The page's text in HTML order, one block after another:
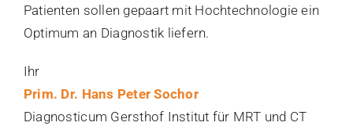
Patienten sollen gepaart mit Hochtechnologie ein
Optimum an Diagnostik liefern.
Ihr
Prim. Dr. Hans Peter Sochor
Diagnosticum Gersthof Institut für MRT und CT